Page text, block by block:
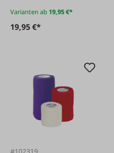
Varianten ab 19,95 €*
19,95 €*